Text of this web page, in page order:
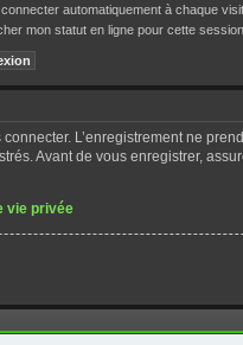
connecter automatiquement à chaque
mon statut en ligne pour cette session
L’enregistrement ne
Avant de vous enregistrer,
vie privée